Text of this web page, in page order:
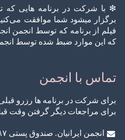
❇ با شرکت در برنامه هایی که
برگزار میشود شما موافقت
فیلم از برنامه که توسط انجمن
که این موارد ضبط شده توسط
تماس با انجمن
برای شرکت در برنامه ها رزرو
برای مراجعات دیگر گرفتن وقت
انجمن ایرانیان. صندوق پستی ۱۱۸۷